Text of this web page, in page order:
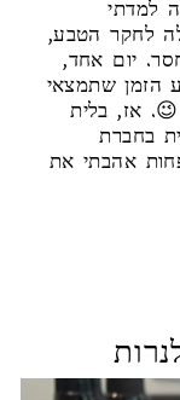
למדתי
לחקר הטבע,
יום אחד,
הזמן שתמצאי
אז, בלית
בחברת
אהבתי את